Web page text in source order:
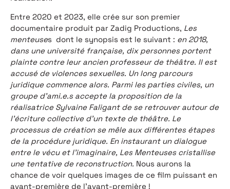
Entre 2020 et 2023, elle crée sur son premier
documentaire produit par Zadig Productions, Les
menteuses dont le synopsis est le suivant : en 2018,
dans une université française, dix personnes portent
plainte contre leur ancien professeur de théâtre. Il est
accusé de violences sexuelles. Un long parcours
juridique commence alors. Parmi les parties civiles, un
groupe d’ami.e.s accepte la proposition de la
réalisatrice Sylvaine Faligant de se retrouver autour de
l’écriture collective d’un texte de théâtre. Le
processus de création se mêle aux différentes étapes
de la procédure juridique. En instaurant un dialogue
entre le vécu et l’imaginaire, Les Menteuses cristallise
une tentative de reconstruction. Nous aurons la
chance de voir quelques images de ce film puissant en
avant-première de l’avant-première !